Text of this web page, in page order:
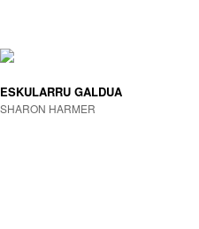
ESKULARRU GALDUA
SHARON HARMER